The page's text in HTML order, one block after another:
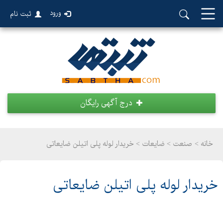
ورود ثبت نام
درج آگهی رایگان
خانه > صنعت > ضایعات > خریدار لوله پلی اتیلن ضایعاتی
خریدار لوله پلی اتیلن ضایعاتی